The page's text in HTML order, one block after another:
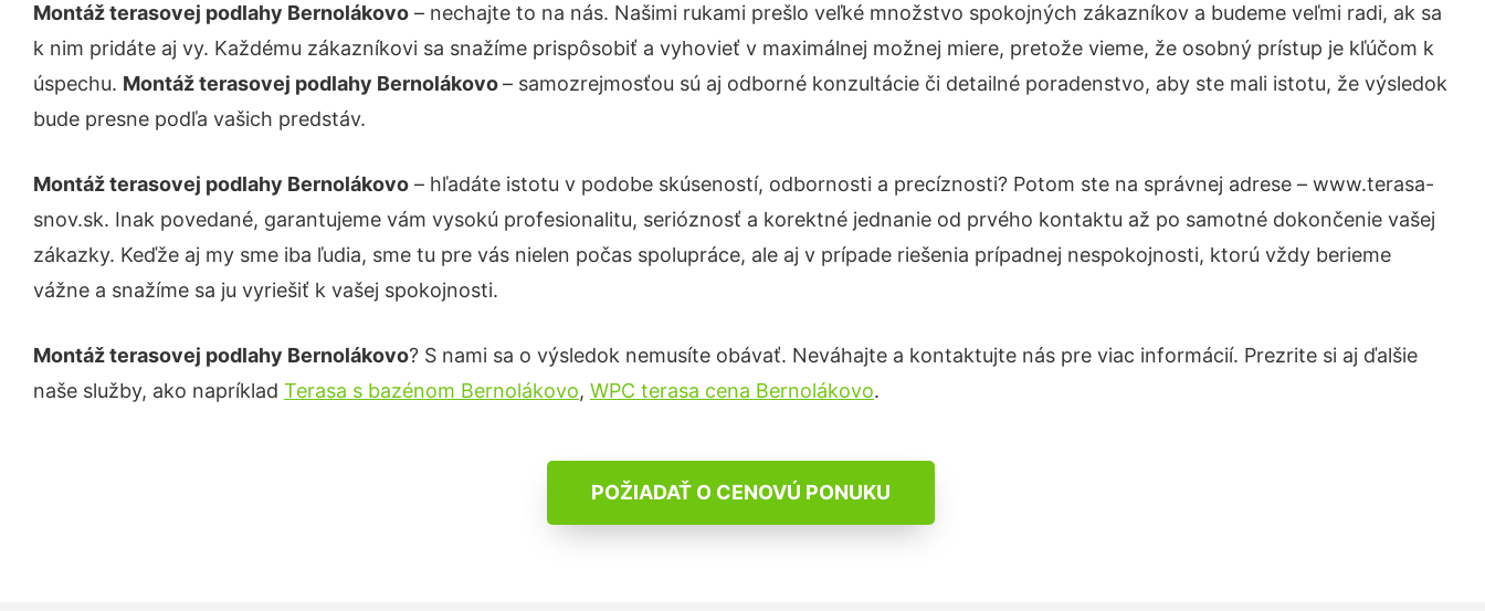
Montáž terasovej podlahy Bernolákovo – nechajte to na nás. Našimi rukami prešlo veľké množstvo spokojných zákazníkov a budeme veľmi radi, ak sa
k nim pridáte aj vy. Každému zákazníkovi sa snažíme prispôsobiť a vyhovieť v maximálnej možnej miere, pretože vieme, že osobný prístup je kľúčom k
úspechu. Montáž terasovej podlahy Bernolákovo– samozrejmosťou sú aj odborné konzultácie či detailné poradenstvo, aby ste mali istotu, že výsledok
bude presne podľa vašich predstáv.
Montáž terasovej podlahy Bernolákovo – hľadáte istotu v podobe skúseností, odbornosti a precíznosti? Potom ste na správnej adrese – www.terasa-
snov.sk. Inak povedané, garantujeme vám vysokú profesionalitu, serióznosť a korektné jednanie od prvého kontaktu až po samotné dokončenie vašej
zákazky. Keďže aj my sme iba ľudia, sme tu pre vás nielen počas spolupráce, ale aj v prípade riešenia prípadnej nespokojnosti, ktorú vždy berieme
vážne a snažíme sa ju vyriešiť k vašej spokojnosti.
Montáž terasovej podlahy Bernolákovo? S nami sa o výsledok nemusíte obávať. Neváhajte a kontaktujte nás pre viac informácií. Prezrite si aj ďalšie
naše služby, ako napríklad Terasa s bazénom Bernolákovo, WPC terasa cena Bernolákovo.
POŽIADAŤ O CENOVÚ PONUKU